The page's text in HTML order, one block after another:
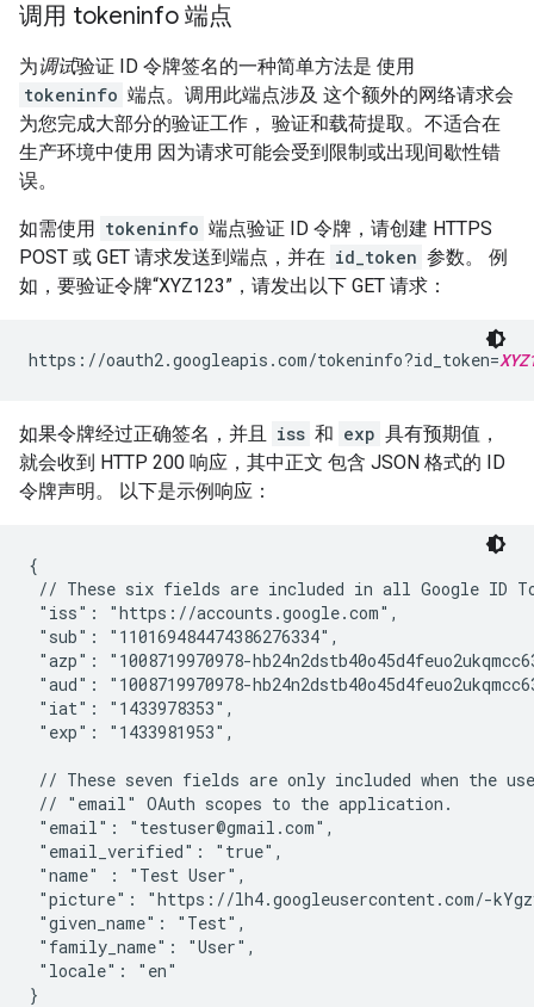
调用 tokeninfo 端点
为调试验证 ID 令牌签名的一种简单方法是 使用
tokeninfo 端点。调用此端点涉及 这个额外的网络请求会
为您完成大部分的验证工作， 验证和载荷提取。不适合在
生产环境中使用 因为请求可能会受到限制或出现间歇性错
误。
如需使用 tokeninfo 端点验证 ID 令牌，请创建 HTTPS
POST 或 GET 请求发送到端点，并在 id_token 参数。 例
如，要验证令牌“XYZ123”，请发出以下 GET 请求：
https://oauth2.googleapis.com/tokeninfo?id_token=
如果令牌经过正确签名，并且 iss 和 exp 具有预期值，
就会收到 HTTP 200 响应，其中正文 包含 JSON 格式的 ID
令牌声明。 以下是示例响应：
{
// These six fields are included in all Google ID
"iss": "https://accounts.google.com",
"sub": "110169484474386276334",
"azp": "1008719970978-
"aud": "1008719970978-
"iat": "1433978353",
"exp": "1433981953",
// These seven fields are only included when the
// "email" OAuth scopes to the application.
"email": "testuser@gmail.com",
"email_verified": "true",
"name" : "Test User",
"picture": "https://lh4.googleusercontent.com/-
"given_name": "Test",
"family_name": "User",
"locale": "en"
}